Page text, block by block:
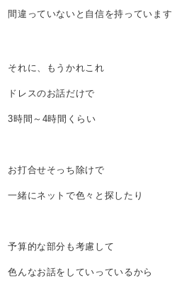
間違っていないと自信を持っています
それに、もうかれこれ
ドレスのお話だけで
3時間～4時間くらい
お打合せそっち除けで
一緒にネットで色々と探したり
予算的な部分も考慮して
色んなお話をしていっているから